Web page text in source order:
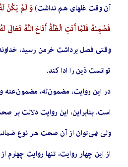
آن وقت غله­ای هم نداشت)وَ لَمْ يَكُنْ
فَضَمِنَهُ فَلَمَّا أَتَتِ الْغَلَّةُ أَتَاحَ اللَّهُ تَعَالَى
وقتی فصل برداشت خرمن رسید،
توانست دَین را ادا کند.
در این روایت، مضمون‌له،
است. بنابراین، این روایت دلالت بر
ولی نمی‌توان از آن صحت هر نوع
از این چهار روایت، تنها روایت چهارم